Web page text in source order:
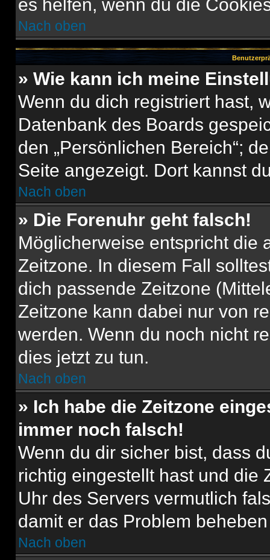
es helfen, wenn du die
Nach oben
» Wie kann ich meine
Wenn du dich registriert hast,
Datenbank des Boards
den „Persönlichen Bereich“;
Seite angezeigt. Dort kannst
Nach oben
» Die Forenuhr geht falsch!
Möglicherweise entspricht die
Zeitzone. In diesem Fall
dich passende Zeitzone
Zeitzone kann dabei nur von
werden. Wenn du noch nicht
dies jetzt zu tun.
Nach oben
» Ich habe die Zeitzone
immer noch falsch!
Wenn du dir sicher bist, dass
richtig eingestellt hast und die
Uhr des Servers vermutlich
damit er das Problem
Nach oben